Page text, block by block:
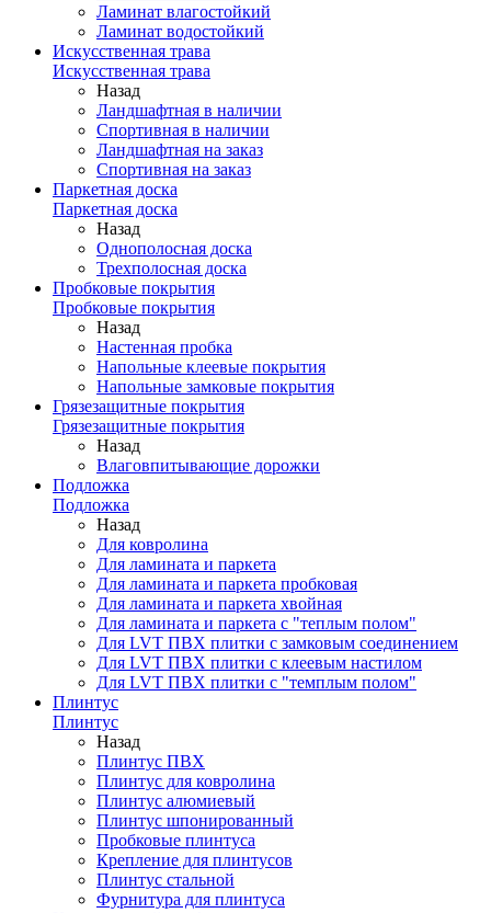
Ламинат влагостойкий
Ламинат водостойкий
Искусственная трава
Искусственная трава
Назад
Ландшафтная в наличии
Спортивная в наличии
Ландшафтная на заказ
Спортивная на заказ
Паркетная доска
Паркетная доска
Назад
Однополосная доска
Трехполосная доска
Пробковые покрытия
Пробковые покрытия
Назад
Настенная пробка
Напольные клеевые покрытия
Напольные замковые покрытия
Грязезащитные покрытия
Грязезащитные покрытия
Назад
Влаговпитывающие дорожки
Подложка
Подложка
Назад
Для ковролина
Для ламината и паркета
Для ламината и паркета пробковая
Для ламината и паркета хвойная
Для ламината и паркета с "теплым полом"
Для LVT ПВХ плитки с замковым соединением
Для LVT ПВХ плитки с клеевым настилом
Для LVT ПВХ плитки с "темплым полом"
Плинтус
Плинтус
Назад
Плинтус ПВХ
Плинтус для ковролина
Плинтус алюмиевый
Плинтус шпонированный
Пробковые плинтуса
Крепление для плинтусов
Плинтус стальной
Фурнитура для плинтуса